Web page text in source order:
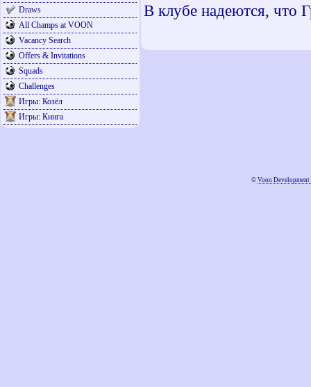
Draws
All Champs at VOON
Vacancy Search
Offers & Invitations
Squads
Challenges
Игры: Козёл
Игры: Кинга
В клубе надеются, что
© Voon Development